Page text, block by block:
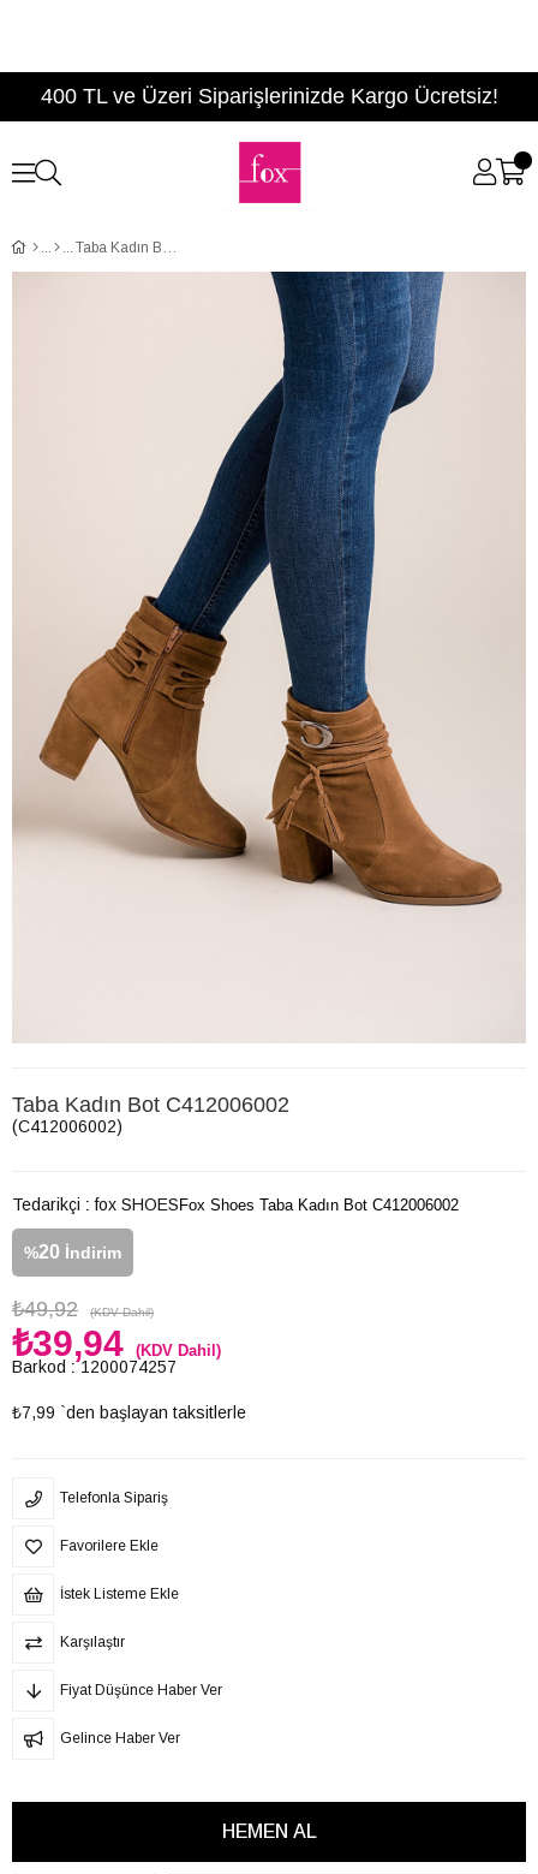
400 TL ve Üzeri Siparişlerinizde Kargo Ücretsiz!
Taba Kadın Bot C412006002
Taba Kadın Bot C412006002
(C412006002)
Tedarikçi : fox SHOES
%20 İndirim
₺49,92 (KDV Dahil)
₺39,94 (KDV Dahil)
Barkod : 1200074257
₺7,99 `den başlayan taksitlerle
Fox Shoes Taba Kadın Bot C412006002
Telefonla Sipariş
Favorilere Ekle
İstek Listeme Ekle
Karşılaştır
Fiyat Düşünce Haber Ver
Gelince Haber Ver